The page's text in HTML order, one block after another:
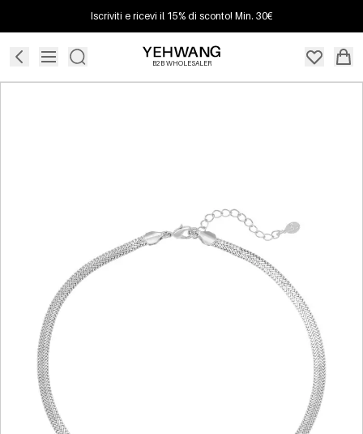
Iscriviti e ricevi il 15% di sconto! Min. 30€
B2B WHOLESALER